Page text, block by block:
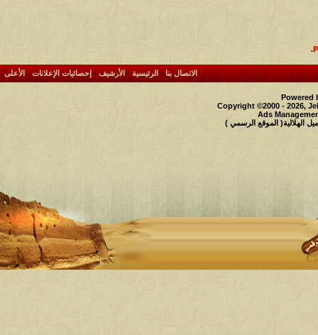
.
الاتصال بنا- الرئيسية- الأرشيف - إحصائيات الإعلانات- الأعلى
Powered
Copyright ©2000 - 2026,
Ads
الهلالية( الموقع الرسمي )